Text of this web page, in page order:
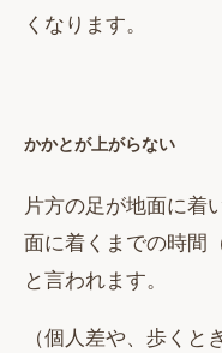
くなります。
かかとが上がらない
片方の足が地面に着
面に着くまでの時間
と言われます。
（個人差や、歩くと